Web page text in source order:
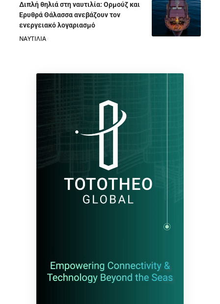
Διπλή θηλιά στη ναυτιλία: Ορμούζ και
Ερυθρά Θάλασσα ανεβάζουν τον
ενεργειακό λογαριασμό
ΝΑΥΤΙΛΙΑ